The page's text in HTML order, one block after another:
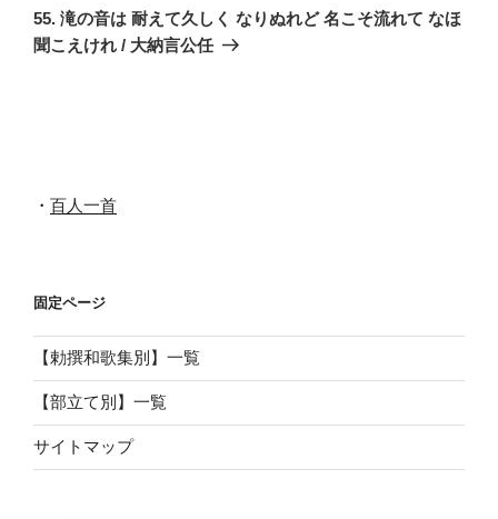
ー
シ
の
投
55. 滝の音は 耐えて久しく なりぬれど 名こそ流れて なほ
聞こえけれ / 大納言公任
・ 百人一首
固定ページ
【勅撰和歌集別】一覧
【部立て別】一覧
サイトマップ